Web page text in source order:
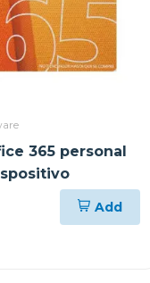
365 personal
Add